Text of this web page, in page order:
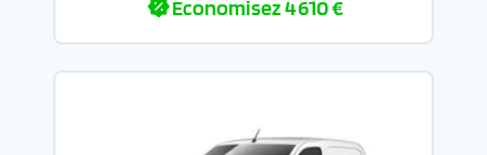
Economisez4 610 €